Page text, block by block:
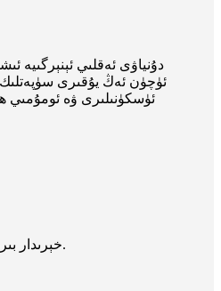
دۇنياۋى ئەقلىي ئېنېرگىيە
ئۈچۈن ئەڭ يۇقىرى سۈپەتلىك
ئۈسكۈنىلىرى ۋە
خېرىدار بىرىنچى، مۇلازىمەت بىرىنچى.